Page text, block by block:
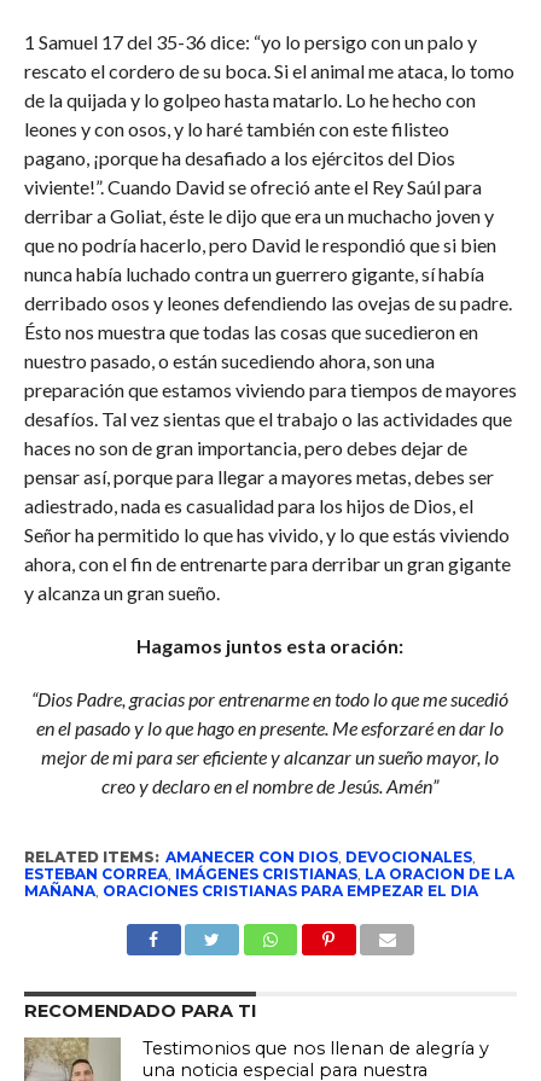
1 Samuel 17 del 35-36 dice: “yo lo persigo con un palo y
rescato el cordero de su boca. Si el animal me ataca, lo tomo
de la quijada y lo golpeo hasta matarlo. Lo he hecho con
leones y con osos, y lo haré también con este filisteo
pagano, ¡porque ha desafiado a los ejércitos del Dios
viviente!”. Cuando David se ofreció ante el Rey Saúl para
derribar a Goliat, éste le dijo que era un muchacho joven y
que no podría hacerlo, pero David le respondió que si bien
nunca había luchado contra un guerrero gigante, sí había
derribado osos y leones defendiendo las ovejas de su padre.
Ésto nos muestra que todas las cosas que sucedieron en
nuestro pasado, o están sucediendo ahora, son una
preparación que estamos viviendo para tiempos de mayores
desafíos. Tal vez sientas que el trabajo o las actividades que
haces no son de gran importancia, pero debes dejar de
pensar así, porque para llegar a mayores metas, debes ser
adiestrado, nada es casualidad para los hijos de Dios, el
Señor ha permitido lo que has vivido, y lo que estás viviendo
ahora, con el fin de entrenarte para derribar un gran gigante
y alcanza un gran sueño.
Hagamos juntos esta oración:
“Dios Padre, gracias por entrenarme en todo lo que me sucedió
en el pasado y lo que hago en presente. Me esforzaré en dar lo
mejor de mi para ser eficiente y alcanzar un sueño mayor, lo
creo y declaro en el nombre de Jesús. Amén”
RELATED ITEMS: AMANECER CON DIOS, DEVOCIONALES,
ESTEBAN CORREA, IMÁGENES CRISTIANAS, LA ORACION DE LA
MAÑANA, ORACIONES CRISTIANAS PARA EMPEZAR EL DIA
RECOMENDADO PARA TI
Testimonios que nos llenan de alegría y
una noticia especial para nuestra